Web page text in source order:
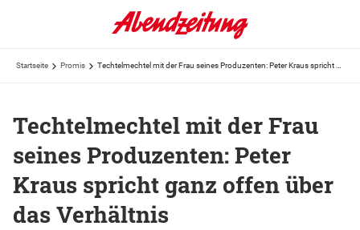
Startseite Promis
Techtelmechtel mit der Frau
seines Produzenten: Peter
Kraus spricht ganz offen über
das Verhältnis